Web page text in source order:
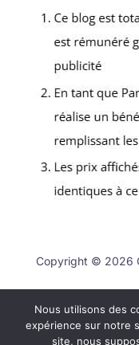
Copyright © 2026
Nous utilisons des
expérience sur notre
site, nous